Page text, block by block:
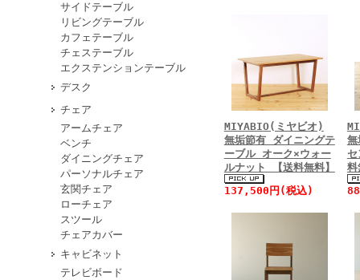
サイドテーブル
リビングテーブル
カフェテーブル
チェステーブル
エクステンションテーブル
デスク
チェア
アームチェア
ベンチ
ダイニングチェア
パーソナルチェア
玄関チェア
ローチェア
スツール
チェアカバー
キャビネット
テレビボード
MIYABIO(ミヤビオ)
無垢節有 ダイニングテ
ーブル オーク×ウォー
ルナット 【送料無料】
137,500円(税込)
無
料